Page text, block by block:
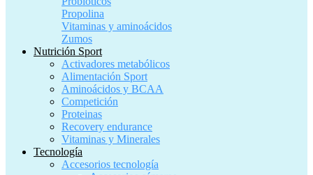
Propolina
Vitaminas y aminoácidos
Zumos
Nutrición Sport
Activadores metabólicos
Alimentación Sport
Aminoácidos y BCAA
Competición
Proteinas
Recovery endurance
Vitaminas y Minerales
Tecnología
Accesorios tecnología